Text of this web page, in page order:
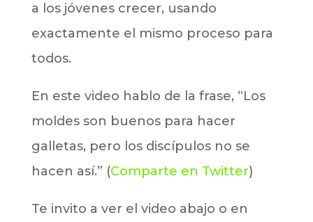
a los jóvenes crecer, usando
exactamente el mismo proceso para
todos.
En este video hablo de la frase, “Los
moldes son buenos para hacer
galletas, pero los discípulos no se
hacen así.” (Comparte en Twitter)
Te invito a ver el video abajo o en